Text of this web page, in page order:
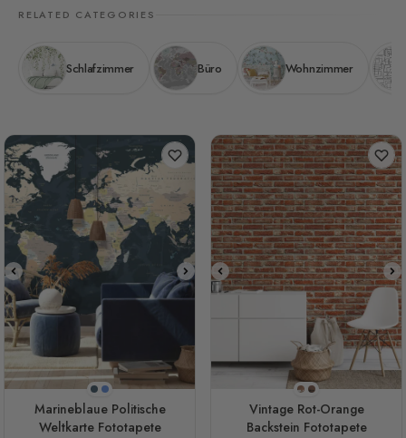
RELATED CATEGORIES
Schlafzimmer Büro Wohnzimmer
Marineblau
Blau
Marineblaue Politische
Weltkarte Fototapete
Stil 1
Stil 2
Vintage Rot-Orange
Backstein Fototapete